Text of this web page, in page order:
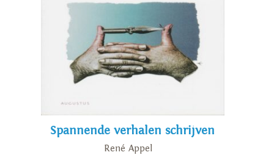
Spannende verhalen schrijven
René Appel